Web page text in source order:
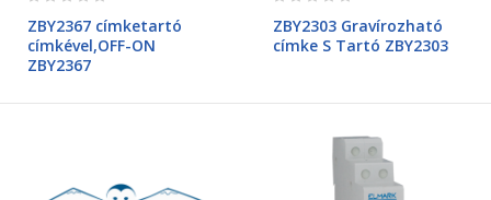
ZBY2367 címketartó
címkével,OFF-ON
ZBY2367
ZBY2303 Gravírozható
címke S Tartó ZBY2303